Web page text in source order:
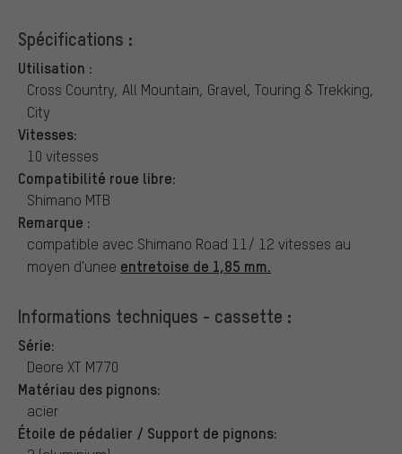
Spécifications :
Utilisation :
Cross Country, All Mountain, Gravel, Touring & Trekking,
City
Vitesses:
10 vitesses
Compatibilité roue libre:
Shimano MTB
Remarque :
compatible avec Shimano Road 11/ 12 vitesses au
moyen d'unee entretoise de 1,85 mm.
Informations techniques - cassette :
Série:
Deore XT M770
Matériau des pignons:
acier
Étoile de pédalier / Support de pignons: